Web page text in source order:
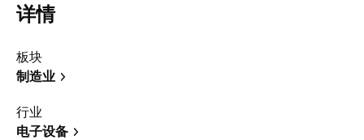
详情
板块
制造业
行业
电子设备